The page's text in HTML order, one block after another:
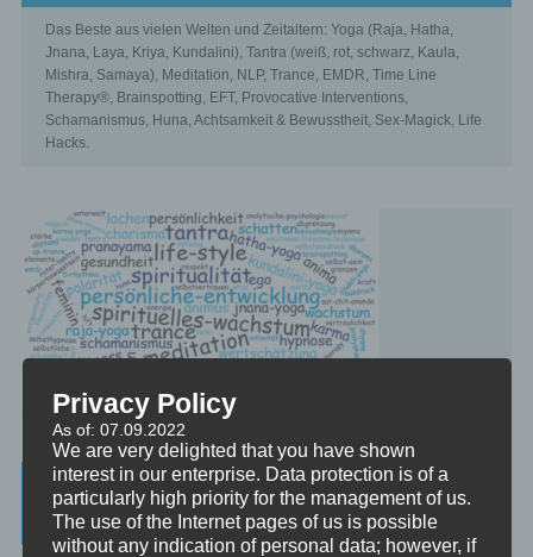
Das Beste aus vielen Welten und Zeitaltern: Yoga (Raja, Hatha,
Jnana, Laya, Kriya, Kundalini), Tantra (weiß, rot, schwarz, Kaula,
Mishra, Samaya), Meditation, NLP, Trance, EMDR, Time Line
Therapy®, Brainspotting, EFT, Provocative Interventions,
Schamanismus, Huna, Achtsamkeit & Bewusstheit, Sex-Magick, Life
Hacks.
Beratung, Mentoring, Supervision und
Ausbildung
Privacy Policy
As of: 07.09.2022
We are very delighted that you have shown
interest in our enterprise. Data protection is of a
particularly high priority for the management of us.
The use of the Internet pages of us is possible
without any indication of personal data; however, if